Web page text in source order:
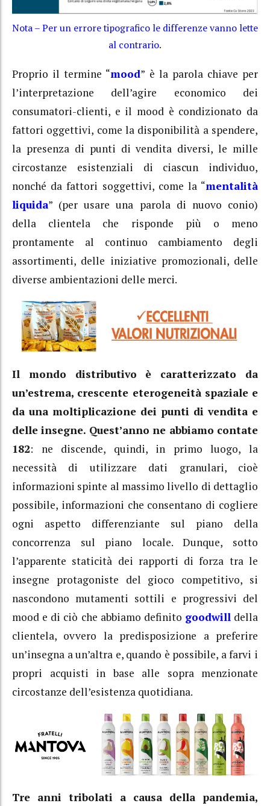
Nota – Per un errore tipografico le differenze vanno lette
al contrario.
Proprio il termine “mood” è la parola chiave per
l’interpretazione dell’agire economico dei
consumatori-clienti, e il mood è condizionato da
fattori oggettivi, come la disponibilità a spendere,
la presenza di punti di vendita diversi, le mille
circostanze esistenziali di ciascun individuo,
nonché da fattori soggettivi, come la “mentalità
liquida” (per usare una parola di nuovo conio)
della clientela che risponde più o meno
prontamente al continuo cambiamento degli
assortimenti, delle iniziative promozionali, delle
diverse ambientazioni delle merci.
Il mondo distributivo è caratterizzato da
un’estrema, crescente eterogeneità spaziale e
da una moltiplicazione dei punti di vendita e
delle insegne. Quest’anno ne abbiamo contate
182: ne discende, quindi, in primo luogo, la
necessità di utilizzare dati granulari, cioè
informazioni spinte al massimo livello di dettaglio
possibile, informazioni che consentano di cogliere
ogni aspetto differenziante sul piano della
concorrenza sul piano locale. Dunque, sotto
l’apparente staticità dei rapporti di forza tra le
insegne protagoniste del gioco competitivo, si
nascondono mutamenti sottili e progressivi del
mood e di ciò che abbiamo definito goodwill della
clientela, ovvero la predisposizione a preferire
un’insegna a un’altra e, quando è possibile, a farvi i
propri acquisti in base alle sopra menzionate
circostanze dell’esistenza quotidiana.
Tre anni tribolati a causa della pandemia,